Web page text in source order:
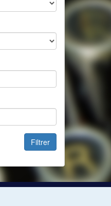
Filtrer